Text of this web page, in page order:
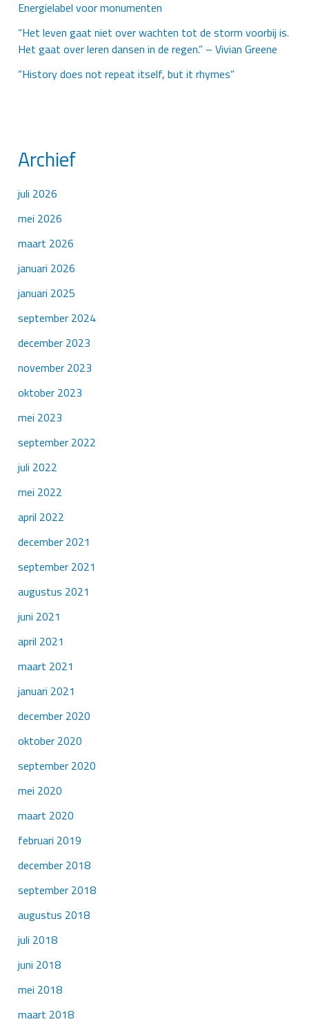
Energielabel voor monumenten
“Het leven gaat niet over wachten tot de storm voorbij is.
Het gaat over leren dansen in de regen.” – Vivian Greene
“History does not repeat itself, but it rhymes”
Archief
juli 2026
mei 2026
maart 2026
januari 2026
januari 2025
september 2024
december 2023
november 2023
oktober 2023
mei 2023
september 2022
juli 2022
mei 2022
april 2022
december 2021
september 2021
augustus 2021
juni 2021
april 2021
maart 2021
januari 2021
december 2020
oktober 2020
september 2020
mei 2020
maart 2020
februari 2019
december 2018
september 2018
augustus 2018
juli 2018
juni 2018
mei 2018
maart 2018